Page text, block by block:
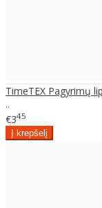
TimeTEX Pagyrimų
..
€345